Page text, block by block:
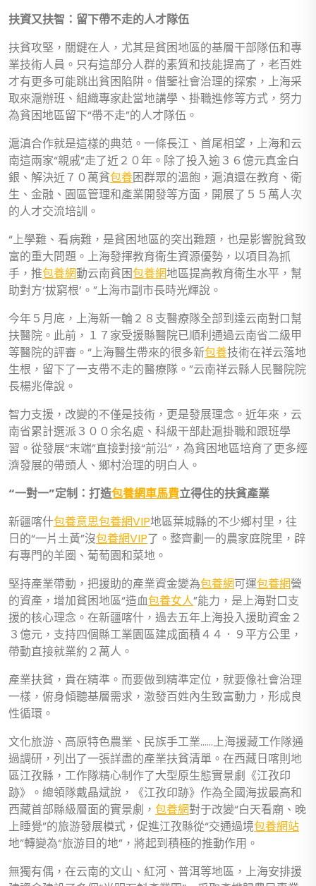
扶資又扶智：留下帶不走的人才隊伍
扶貧攻堅，關鍵在人，尤其是貧困地區的基層干部隊伍和專
業技術人員。只有這部分人群的素質和技能提高了，老百姓
才有更多可能跳出貧困陷阱。借鑒社會治理的探索，上海采
取來滬辦班、組織專家赴當地講學、掛職進修等方式，努力
為貧困地區留下“帶不走”的人才隊伍。
滬滇合作就是這樣的典范。一條長江、首尾相望，上海和云
南這兩家“親戚”走了近２０年。除了投入逾３６億元真金白
銀、解決近７０萬貧包養困群眾的溫飽，滬滇還在教育、衛
生、金融、園區管理和產業開發等方面，開展了５５萬人次
的人才交流培訓。
“上學難、看病難，是貧困地區的突出難題，也是影響脫貧致
富的重大問題。上海發揮教育衛生資源優勢，以項目為抓
手，推包養網動云南貧困包養網地區提高教育衛生水平，幫
助對方‘拔窮根’。”上海市副市長時光輝說。
今年５月底，上海新一輪２８支醫療隊全部到達云南對口幫
扶醫院。此前，１７家受援縣醫院已順利通過云南省二級甲
等醫院的評審。“上海醫生帶來的很多新包養技術在祥云落地
生根，留下了一支帶不走的醫療隊。”云南祥云縣人民醫院院
長楊兆偉說。
智力支援，改變的不僅是技術，更是發展理念。近年來，云
南省累計選派３００余名處、科級干部赴滬掛職和跟班學
習。從發展“末端”直接對接“前沿”，為貧困地區培育了更多經
濟發展的帶頭人、鄉村治理的明白人。
“一對一”定制：打造包養網車馬費立得住的扶貧產業
新疆喀什包養意思包養網VIP地區葉城縣的不少鄉村里，往
日的“一片土黃”沒包養網VIP了。整齊劃一的農家庭院里，辟
有專門的羊圈、葡萄園和菜地。
堅持產業帶動，把援助的產業資金變為包養網可運包養網營
的資產，增加貧困地區“造血包養女人”能力，是上海對口支
援的核心理念。在新疆喀什，過去五年上海投入援助資金２
３億元，支持四個縣工業園區建成面積４４．９平方公里，
帶動直接就業約２萬人。
產業扶貧，貴在精準。而要做到精準定位，就要像社會治理
一樣，俯身傾聽基層需求，激發百姓內生致富動力，形成良
性循環。
文化旅游、高原特色農業、民族手工業……上海援藏工作隊通
過調研，列出了一張詳盡的產業扶貧清單。在西藏日喀則地
區江孜縣，工作隊精心制作了大型原生態實景劇《江孜印
跡》。總領隊戴晶斌說，《江孜印跡》作為全國海拔最高和
西藏首部縣級層面的實景劇， 包養網對于改變“白天看廟、晚
上睡覺”的旅游發展模式，促進江孜縣從“交通過境包養網站
地”轉變為“旅游目的地”，將起到積極的推動作用。
無獨有偶，在云南的文山、紅河、普洱等地區，上海安排援